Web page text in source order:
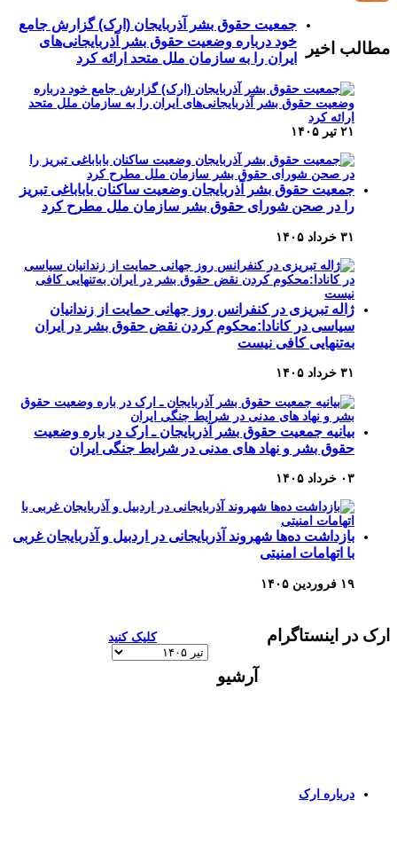
مطالب اخیر
جمعیت حقوق بشر آذربایجان (ارک) گزارش جامع
خود درباره وضعیت حقوق بشر آذربایجانی‌های
ایران را به سازمان ملل متحد ارائه کرد
۲۱ تیر ۱۴۰۵
جمعیت حقوق بشر آذربایجان وضعیت ساکنان باباباغی تبریز
را در صحن شورای حقوق بشر سازمان ملل مطرح کرد
۳۱ خرداد ۱۴۰۵
ژاله تبریزی در کنفرانس روز جهانی حمایت از زندانیان
سیاسی در کانادا:محکوم کردن نقض حقوق بشر در ایران
به‌تنهایی کافی نیست
۳۱ خرداد ۱۴۰۵
بیانیه جمعیت حقوق بشر آذربایجان ـ ارک در باره وضعیت
حقوق بشر و نهاد های مدنی در شرایط جنگی ایران
۰۳ خرداد ۱۴۰۵
بازداشت ده‌ها شهروند آذربایجانی در اردبیل و آذربایجان غربی
با اتهامات امنیتی
۱۹ فروردین ۱۴۰۵
ارک در اینستاگرام کلیک کنید
آرشیو
آرشیو
درباره ارک